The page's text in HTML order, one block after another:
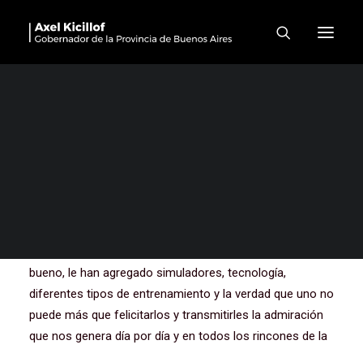
Nueva currícula de
formación para bomberos
bueno, le han agregado simuladores, tecnología,
diferentes tipos de entrenamiento y la verdad que uno no
puede más que felicitarlos y transmitirles la admiración
que nos genera día por día y en todos los rincones de la